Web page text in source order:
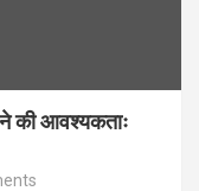
की आवश्यकताः